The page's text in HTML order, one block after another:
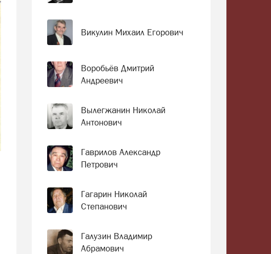
Викулин Михаил Егорович
Воробьёв Дмитрий
Андреевич
Вылегжанин Николай
Антонович
Гаврилов Александр
Петрович
Гагарин Николай
Степанович
Галузин Владимир
Абрамович